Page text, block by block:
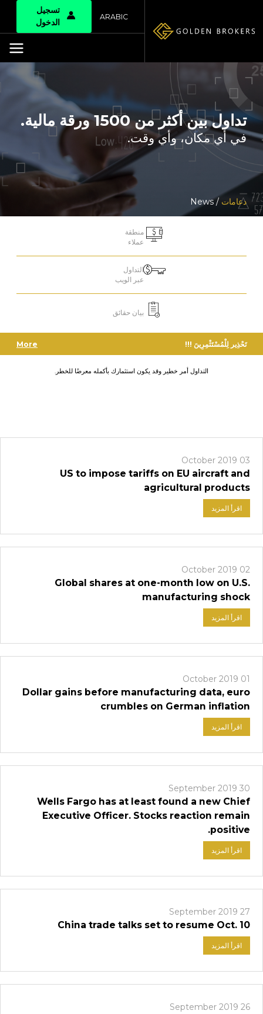
ARABIC
تسجيل
الدخول
تداول بين أكثر من 1500 ورقة مالية.
في أي مكان، وأي وقت.
دعامات / News
منطقة
عملاء
التداول
عبر الويب
بيان حقائق
تَحْذِير لِلْمُسْتَثْمِرِينَ !!! More
التداول أمر خطير وقد يكون استثمارك بأكمله معرضًا للخطر.
03 October 2019
US to impose tariffs on EU aircraft and
agricultural products
اقرأ المزيد
02 October 2019
Global shares at one-month low on U.S.
manufacturing shock
اقرأ المزيد
01 October 2019
Dollar gains before manufacturing data, euro
crumbles on German inflation
اقرأ المزيد
30 September 2019
Wells Fargo has at least found a new Chief
Executive Officer. Stocks reaction remain
positive.
اقرأ المزيد
27 September 2019
China trade talks set to resume Oct. 10
اقرأ المزيد
26 September 2019